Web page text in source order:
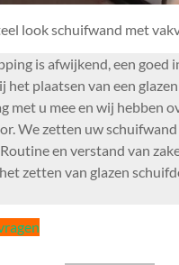
look schuifwand met
is afwijkend, een goed
het plaatsen van een
met u mee en wij hebben
We zetten uw
en verstand van
zetten van glazen